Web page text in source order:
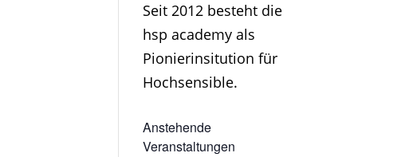
Seit 2012 besteht die
hsp academy als
Pionierinsitution für
Hochsensible.
Anstehende
Veranstaltungen